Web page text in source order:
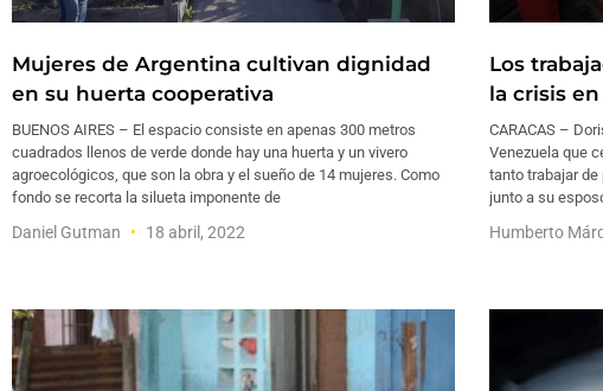
Mujeres de Argentina cultivan dignidad
en su huerta cooperativa
BUENOS AIRES – El espacio consiste en apenas 300 metros
cuadrados llenos de verde donde hay una huerta y un vivero
agroecológicos, que son la obra y el sueño de 14 mujeres. Como
fondo se recorta la silueta imponente de
Daniel Gutman 18 abril, 2022
Los
la crisis
CARACAS –
Venezuela que
tanto trabajar de
junto a su
Humberto